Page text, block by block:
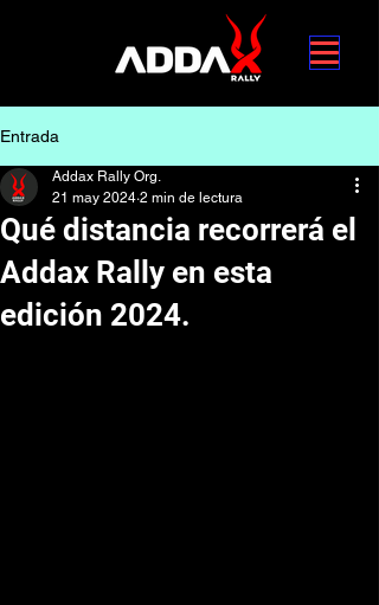
Entrada
Qué distancia recorrerá el
Addax Rally en esta
edición 2024.
Addax Rally Org.
21 may 2024 2 min de lectura